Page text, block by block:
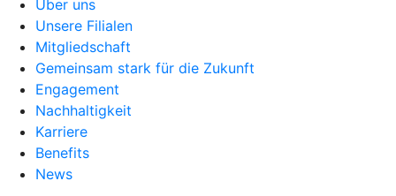
Über uns
Unsere Filialen
Mitgliedschaft
Gemeinsam stark für die Zukunft
Engagement
Nachhaltigkeit
Karriere
Benefits
News